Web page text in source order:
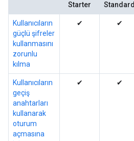
Starter
Standard
Kullanıcıların
güçlü şifreler
kullanmasını
zorunlu
kılma
✔ ✔
Kullanıcıların
geçiş
anahtarları
kullanarak
oturum
açmasına
✔ ✔